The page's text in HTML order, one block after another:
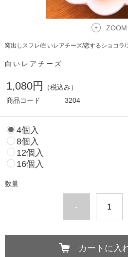
ZOOM
窯出しスフレ/白いレアチーズ/恋するショコラ/
白いレアチーズ
1,080円
（税込み）
商品コード
3204
4個入
8個入
12個入
16個入
数量
-
カートに入